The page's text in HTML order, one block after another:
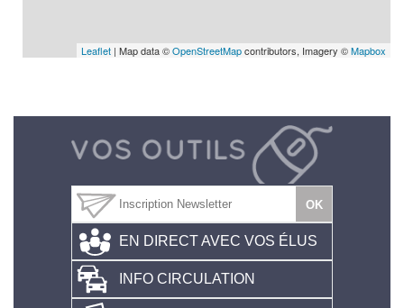
Leaflet | Map data ©OpenStreetMapcontributors, Imagery ©Mapbox
EN DIRECT AVEC VOS ÉLUS
INFO CIRCULATION